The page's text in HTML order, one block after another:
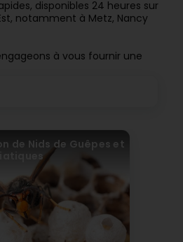
disponibles 24 heures sur
notamment à Metz, Nancy
à vous fournir une
de Nids de Guêpes et